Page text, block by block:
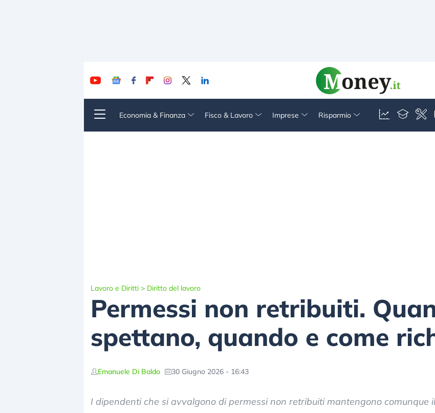
Economia & Finanza Fisco & Lavoro Imprese Risparmio
Lavoro e Diritti > Diritto del lavoro
Permessi non retribuiti.
spettano, quando e come
Emanuele Di Baldo 30 Giugno 2026 - 16:43
I dipendenti che si avvalgono di permessi non retribuiti mantengono comunque il